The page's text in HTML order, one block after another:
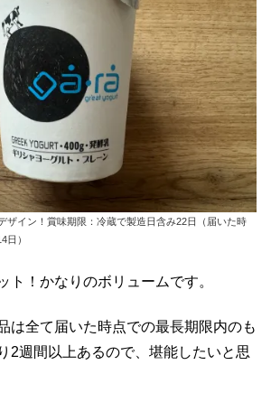
ザイン！賞味期限：冷蔵で製造日含み22日（届いた時
日）
ト！かなりのボリュームです。
は全て届いた時点での最長期限内のも
2週間以上あるので、堪能したいと思